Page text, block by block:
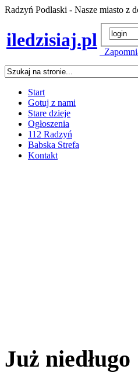
Radzyń Podlaski - Nasze miasto z
iledzisiaj.pl
Start
Gotuj z nami
Stare dzieje
Ogłoszenia
112 Radzyń
Babska Strefa
Kontakt
Już niedługo